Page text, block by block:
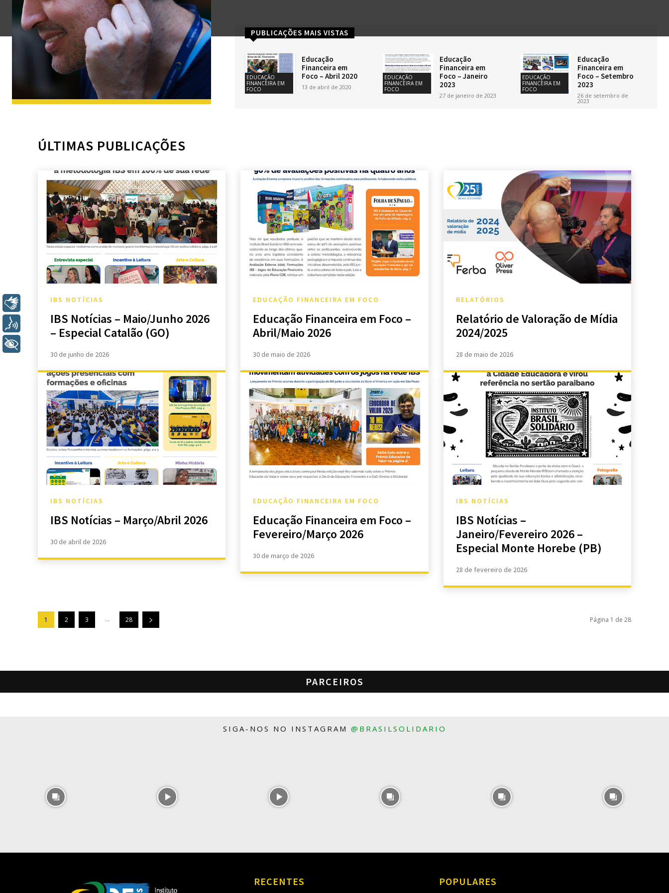
PUBLICAÇÕES MAIS VISTAS
EDUCAÇÃO
FINANCEIRA EM
FOCO
Educação
Financeira em
Foco – Abril 2020
13 de abril de 2020
EDUCAÇÃO
FINANCEIRA EM
FOCO
Educação
Financeira em
Foco – Janeiro
2023
27 de janeiro de 2023
EDUCAÇÃO
FINANCEIRA EM
FOCO
Educação
Financeira em
Foco – Setembro
2023
26 de setembro de
2023
ÚLTIMAS PUBLICAÇÕES
IBS NOTÍCIAS
IBS Notícias – Maio/Junho 2026
– Especial Catalão (GO)
30 de junho de 2026
EDUCAÇÃO FINANCEIRA EM FOCO
Educação Financeira em Foco –
Abril/Maio 2026
30 de maio de 2026
RELATÓRIOS
Relatório de Valoração de Mídia
2024/2025
28 de maio de 2026
IBS NOTÍCIAS
IBS Notícias – Março/Abril 2026
30 de abril de 2026
EDUCAÇÃO FINANCEIRA EM FOCO
Educação Financeira em Foco –
Fevereiro/Março 2026
30 de março de 2026
IBS NOTÍCIAS
IBS Notícias –
Janeiro/Fevereiro 2026 –
Especial Monte Horebe (PB)
28 de fevereiro de 2026
1 2 3 ... 28 Página 1 de 28
PARCEIROS
SIGA-NOS NO INSTAGRAM @BRASILSOLIDARIO
RECENTES POPULARES